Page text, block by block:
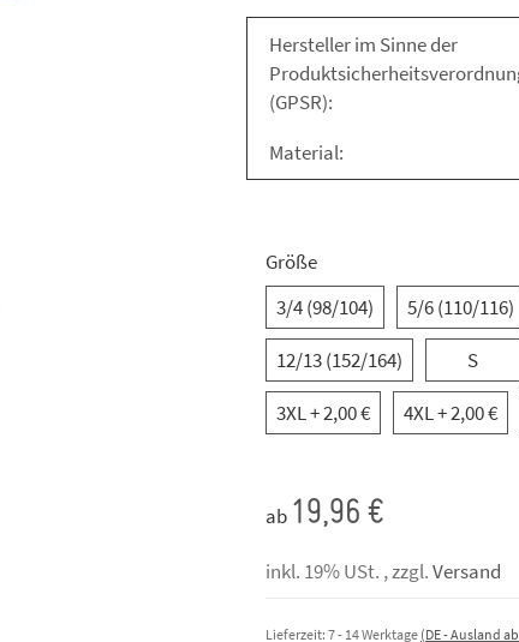
Hersteller im Sinne der
(GPSR):
Material:
Größe
3/4 (98/104)
5/6 (110/116)
12/13 (152/164)
S
3XL+ 2,00 € 4XL+ 2,00 €
ab 19,96 €
inkl. 19% USt. , zzgl.Versand
Lieferzeit: 7 - 14 Werktage (DE - Ausland